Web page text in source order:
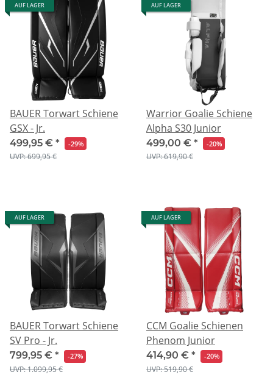
AUF LAGER
BAUER Torwart Schiene
GSX - Jr.
499,95 € * -29%
UVP: 699,95 €
AUF LAGER
Warrior Goalie Schiene
Alpha S30 Junior
499,00 € * -20%
UVP: 619,90 €
AUF LAGER
BAUER Torwart Schiene
SV Pro - Jr.
799,95 € * -27%
UVP: 1.099,95 €
AUF LAGER
CCM Goalie Schienen
Phenom Junior
414,90 € * -20%
UVP: 519,90 €